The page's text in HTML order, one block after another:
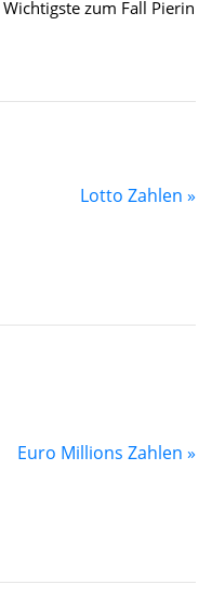
zum Fall Pierin
Lotto Zahlen »
Euro Millions Zahlen »